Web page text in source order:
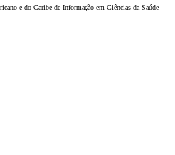
e do Caribe de Informação em Ciências da Saúde